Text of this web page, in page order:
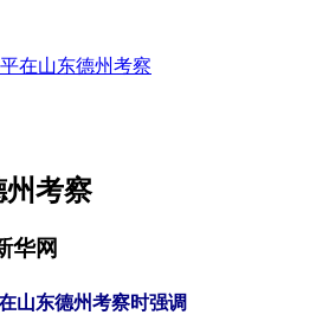
在山东德州考察
州考察
华网
山东德州考察时强调